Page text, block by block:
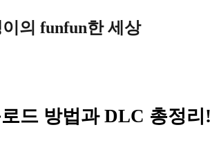
이의 funfun한 세상
드 방법과 DLC 총정리